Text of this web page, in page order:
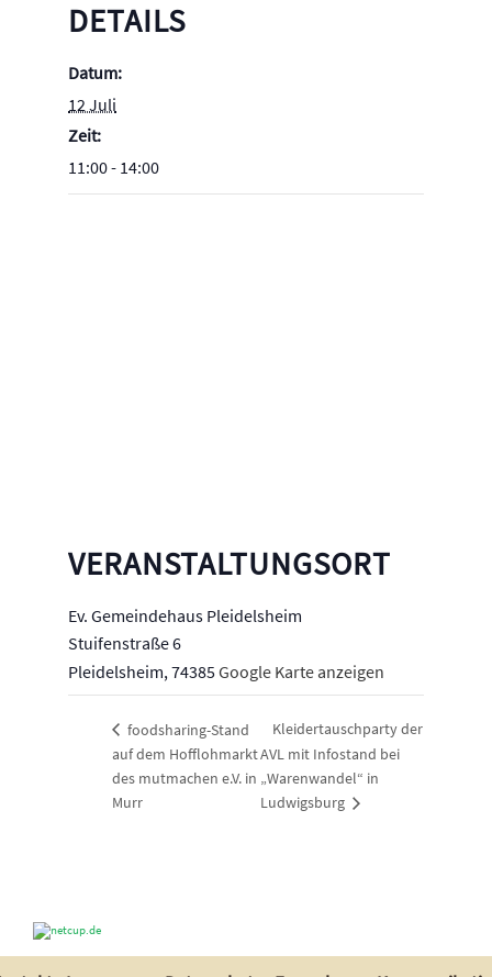
DETAILS
Datum:
12 Juli
Zeit:
11:00 - 14:00
VERANSTALTUNGSORT
Ev. Gemeindehaus Pleidelsheim
Stuifenstraße 6
Pleidelsheim, 74385Google Karte anzeigen
foodsharing-Stand
auf dem Hofflohmarkt
des mutmachen e.V. in
Murr
Kleidertauschparty der
AVL mit Infostand bei
„Warenwandel“ in
Ludwigsburg